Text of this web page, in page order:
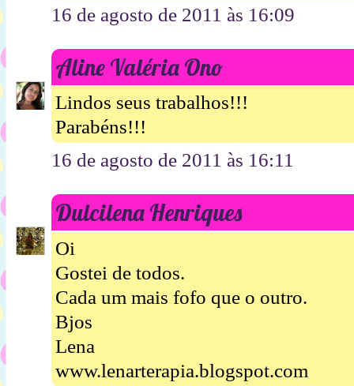
16 de agosto de 2011 às 16:09
Aline Valéria Ono
Lindos seus trabalhos!!!
Parabéns!!!
16 de agosto de 2011 às 16:11
Dulcilena Henriques
Oi
Gostei de todos.
Cada um mais fofo que o outro.
Bjos
Lena
www.lenarterapia.blogspot.com